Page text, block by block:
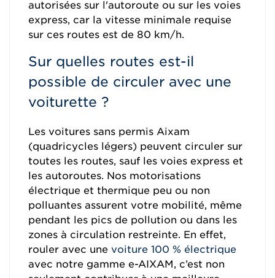
autorisées sur l'autoroute ou sur les voies
express, car la vitesse minimale requise
sur ces routes est de 80 km/h.
Sur quelles routes est-il
possible de circuler avec une
voiturette ?
Les voitures sans permis Aixam
(quadricycles légers) peuvent circuler sur
toutes les routes, sauf les voies express et
les autoroutes. Nos motorisations
électrique et thermique peu ou non
polluantes assurent votre mobilité, même
pendant les pics de pollution ou dans les
zones à circulation restreinte. En effet,
rouler avec une voiture 100 % électrique
avec notre gamme e-AIXAM, c’est non